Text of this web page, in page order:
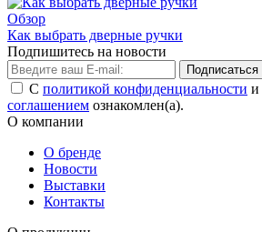
Обзор
Как выбрать дверные ручки
Подпишитесь на новости
Подписаться
С политикой конфиденциальности и
соглашением ознакомлен(а).
О компании
О бренде
Новости
Выставки
Контакты